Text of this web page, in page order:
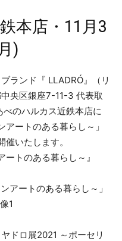
本店・11月3
)
ランド『 LLADRÓ』（リ
央区銀座7-11-3 代表取
のハルカス近鉄本店に
ートのある暮らし～」
いたします。
ートのある暮らし～』
ドロ展2021 ～ポーセリ